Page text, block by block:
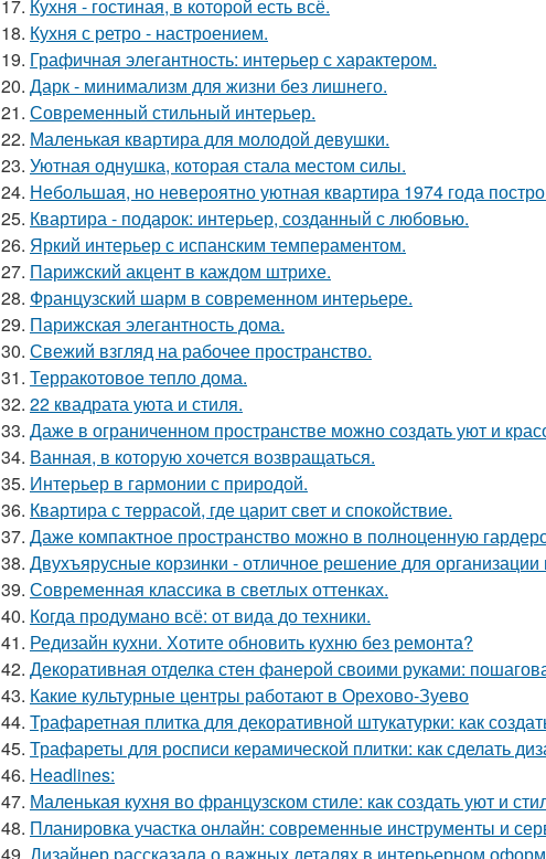
17. Кухня - гостиная, в которой есть всё.
18. Кухня с ретро - настроением.
19. Графичная элегантность: интерьер с характером.
20. Дарк - минимализм для жизни без лишнего.
21. Современный стильный интерьер.
22. Маленькая квартира для молодой девушки.
23. Уютная однушка, которая стала местом силы.
24. Небольшая, но невероятно уютная квартира 1974 года
25. Квартира - подарок: интерьер, созданный с любовью.
26. Яркий интерьер с испанским темпераментом.
27. Парижский акцент в каждом штрихе.
28. Французский шарм в современном интерьере.
29. Парижская элегантность дома.
30. Свежий взгляд на рабочее пространство.
31. Терракотовое тепло дома.
32. 22 квадрата уюта и стиля.
33. Даже в ограниченном пространстве можно создать уют и
34. Ванная, в которую хочется возвращаться.
35. Интерьер в гармонии с природой.
36. Квартира с террасой, где царит свет и спокойствие.
37. Даже компактное пространство можно в полноценную
38. Двухъярусные корзинки - отличное решение для организации
39. Современная классика в светлых оттенках.
40. Когда продумано всё: от вида до техники.
41. Редизайн кухни. Хотите обновить кухню без ремонта?
42. Декоративная отделка стен фанерой своими руками:
43. Какие культурные центры работают в Орехово-Зуево
44. Трафаретная плитка для декоративной штукатурки: как
45. Трафареты для росписи керамической плитки: как сделать
46. Headlines:
47. Маленькая кухня во французском стиле: как создать уют и
48. Планировка участка онлайн: современные инструменты и